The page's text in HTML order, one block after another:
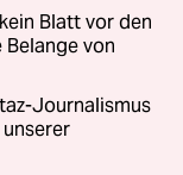
Blatt vor den
Belange von
Journalismus